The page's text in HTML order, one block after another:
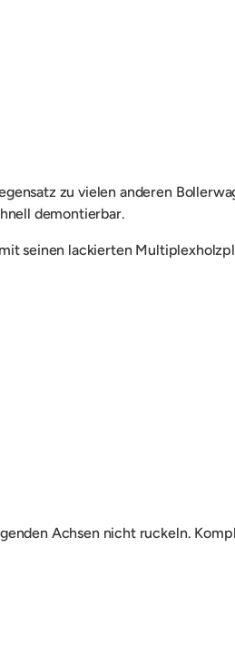
zu vielen anderen
demontierbar.
seinen lackierten
Achsen nicht ruckeln.